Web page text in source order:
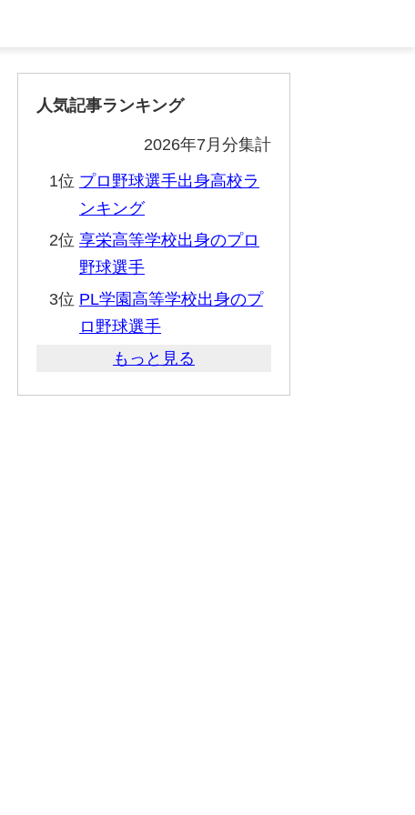
人気記事ランキング
2026年7月分集計
1位 プロ野球選手出身高校ラ
ンキング
2位 享栄高等学校出身のプロ
野球選手
3位 PL学園高等学校出身のプ
ロ野球選手
もっと見る